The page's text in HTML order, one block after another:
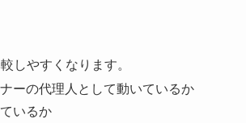
しやすくなります。
ーの代理人として動いているか
いるか